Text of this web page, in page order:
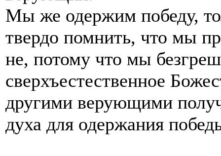
Мы же одержим победу,
твердо помнить, что мы
не, потому что мы
сверхъестественное
другими верующими
духа для одержания